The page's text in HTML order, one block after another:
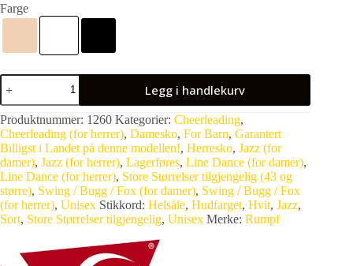
Farge
Legg i handlekurv
Produktnummer: 1260 Kategorier: Cheerleading,
Cheerleading (for herrer), Damesko, For Barn, Garantert
Billigst i Landet på denne modellen!, Herresko, Jazz (for
damer), Jazz (for herrer), Lagerføres, Line Dance (for damer),
Line Dance (for herrer), Store Størrelser tilgjengelig (43 og
større), Swing / Bugg / Fox (for damer), Swing / Bugg / Fox
(for herrer), Unisex Stikkord: Helsåle, Hudfarget, Hvit, Jazz,
Sort, Store Størrelser tilgjengelig, Unisex Merke: Rumpf